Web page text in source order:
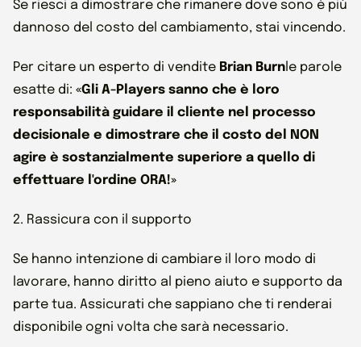
Se riesci a dimostrare che rimanere dove sono è più
dannoso del costo del cambiamento, stai vincendo.
Per citare un esperto di vendite Brian Burn le parole
esatte di: «Gli A-Players sanno che è loro
responsabilità guidare il cliente nel processo
decisionale e dimostrare che il costo del NON
agire è sostanzialmente superiore a quello di
effettuare l'ordine ORA!»
2. Rassicura con il supporto
Se hanno intenzione di cambiare il loro modo di
lavorare, hanno diritto al pieno aiuto e supporto da
parte tua. Assicurati che sappiano che ti renderai
disponibile ogni volta che sarà necessario.